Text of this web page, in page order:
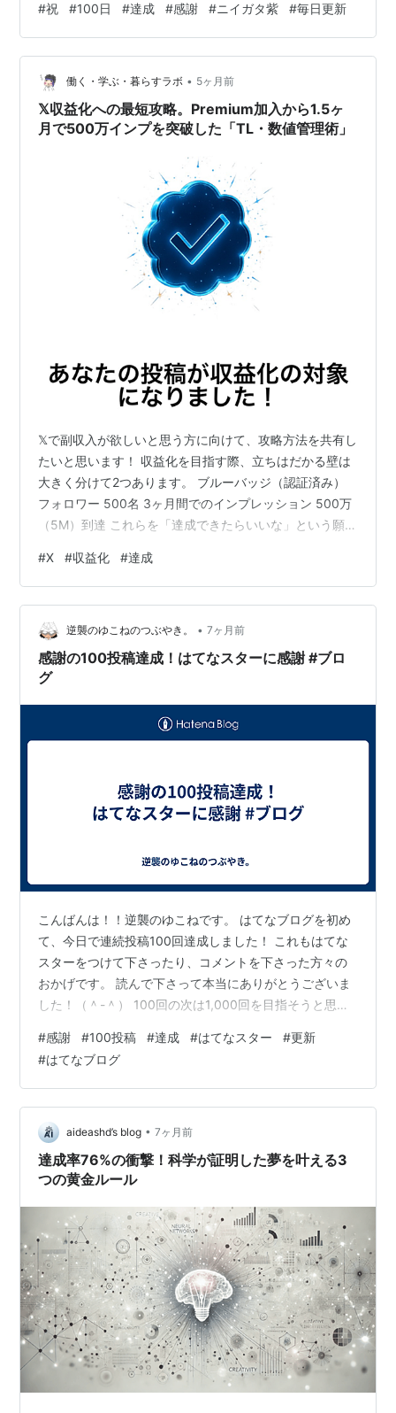
されているのでそれで見てくださるのかなぁと。 とりあ
えず毎日更新は今年1年間は続けていきたいです！ ただ！
何かの事情で断念するかもしれませんが（笑） こればか
りは分かりません。 正直1月の新日本プロレスイッテンヨ
ンを観戦の際に、「これはもう毎日更新は無理かも」と
思ってましたが、なん…
#祝 #100日 #達成 #感謝 #ニイガタ紫 #毎日更新
働く・学ぶ・暮らすラボ • 5ヶ月前
𝕏収益化への最短攻略。Premium加入から1.5ヶ
月で500万インプを突破した「TL・数値管理術」
𝕏で副収入が欲しいと思う方に向けて、攻略方法を共有し
たいと思います！ 収益化を目指す際、立ちはだかる壁は
大きく分けて2つあります。 ブルーバッジ（認証済み）
フォロワー 500名 3ヶ月間でのインプレッション 500万
（5M）到達 これらを「達成できたらいいな」という願望
果、最短ルートが見えてきました。 第1の壁｜500人の
「認証済み」フォロワーをどう集めるか 「500人のフォ
ロワー」ではなく「500人の認証済みフォロワー」とい
う点がポイントです。ここを突破する最短ルートは、仕
組み化された「相互フォロー」の活用に他なりません。
コミュニティの活用…
#X #収益化 #達成
逆襲のゆこねのつぶやき。 • 7ヶ月前
感謝の100投稿達成！はてなスターに感謝 #ブロ
グ
こんばんは！！逆襲のゆこねです。 はてなブログを初め
て、今日で連続投稿100回達成しました！ これもはてな
スターをつけて下さったり、コメントを下さった方々の
おかげです。 読んで下さって本当にありがとうございま
した！（＾-＾） 100回の次は1,000回を目指そうと思っ
で、今後はカテゴリーの管理や 問い合わせフォームの設
置など後回しにしていたことをやっていく為 更新は週1回
以上に変更しようと思います。 途中、並行して問い合わ
せフォーム作成に挑戦していたこともありますが、 上手
く作成（表示？）出来ませんでした…(;^_^A 取りあえず無
理せずボチボ…
#感謝 #100投稿 #達成 #はてなスター #更新
#はてなブログ
aideashd’s blog • 7ヶ月前
達成率76%の衝撃！科学が証明した夢を叶える3
つの黄金ルール